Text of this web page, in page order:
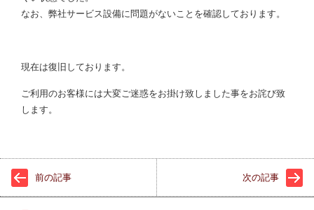
なお、弊社サービス設備に問題がないことを確認しております。
現在は復旧しております。
ご利用のお客様には大変ご迷惑をお掛け致しました事をお詫び致
します。
前の記事 次の記事